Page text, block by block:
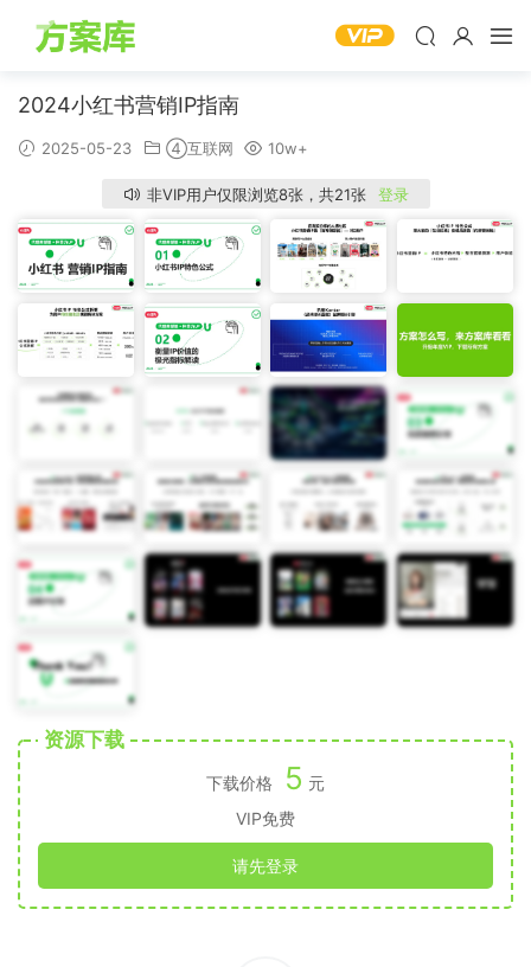
2024小红书营销IP指南
2025-05-23 ④互联网 10w+
非VIP用户仅限浏览8张，共21张 登录
资源下载
下载价格 5 元
VIP免费
请先登录